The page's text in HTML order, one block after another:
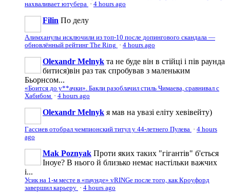
нахваливает ютубера · 4 hours ago
Filin По делу
Алимханулы исключили из топ-10 после допингового скандала —
обновлённый рейтинг The Ring · 4 hours ago
Olexandr Melnyk та не буде він в стійці і пів раунда
битися)він раз так спробував з маленьким
Бьорнсом...
«Боится до у**ачки». Бакли разоблачил стиль Чимаева, сравнивал с
Хабибом · 4 hours ago
Olexandr Melnyk я мав на увазі еліту хевівейту)
Гассиев отобрал чемпионский титул у 44-летнего Пулева · 4 hours
ago
Mak Poznyak Проти яких таких "гігантів" б'ється
Іноуе? В нього й близько немає настільки важчих
і...
Усик на 1-м месте в «паунде» vRINGe после того, как Кроуфорд
завершил карьеру · 4 hours ago